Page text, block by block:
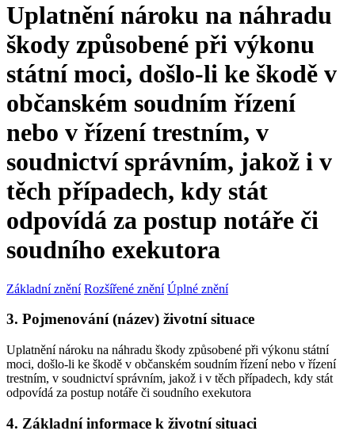
Uplatnění nároku na náhradu
škody způsobené při výkonu
státní moci, došlo-li ke škodě v
občanském soudním řízení
nebo v řízení trestním, v
soudnictví správním, jakož i v
těch případech, kdy stát
odpovídá za postup notáře či
soudního exekutora
Základní znění Rozšířené znění Úplné znění
3. Pojmenování (název) životní situace
Uplatnění nároku na náhradu škody způsobené při výkonu státní
moci, došlo-li ke škodě v občanském soudním řízení nebo v řízení
trestním, v soudnictví správním, jakož i v těch případech, kdy stát
odpovídá za postup notáře či soudního exekutora
4. Základní informace k životní situaci